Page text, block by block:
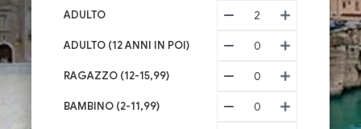
ADULTO 2
ADULTO (12 ANNI IN POI) 0
RAGAZZO (12-15,99) 0
BAMBINO (2-11,99) 0